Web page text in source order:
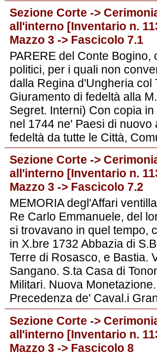
Sezione Corte ->
all'interno [Inventario n.
Mazzo 3 -> Fascicolo 7.1
PARERE del Conte
politici, per i quali non
dalla Regina d'Ungheria
Giuramento di fedeltà alla
Segret. Interni) Con copia
nel 1744 ne' Paesi di
fedeltà da tutte le Città,
Sezione Corte ->
all'interno [Inventario n.
Mazzo 3 -> Fascicolo 7.2
MEMORIA degl'Affari
Re Carlo Emmanuele, del
si trovavano in quel tempo,
in X.bre 1732 Abbazia di
Terre di Rosasco, e Bastia.
Sangano. S.ta Casa di
Militari. Nuova
Precedenza de' Caval.i
Sezione Corte ->
all'interno [Inventario n.
Mazzo 3 -> Fascicolo 8